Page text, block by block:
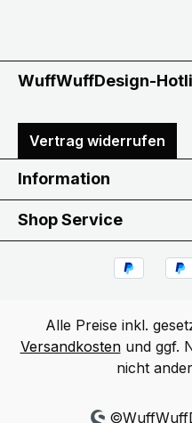
WuffWuffDesign-
Vertrag widerrufen
Information
Shop Service
Alle Preise inkl.
Versandkostenund ggf.
nicht